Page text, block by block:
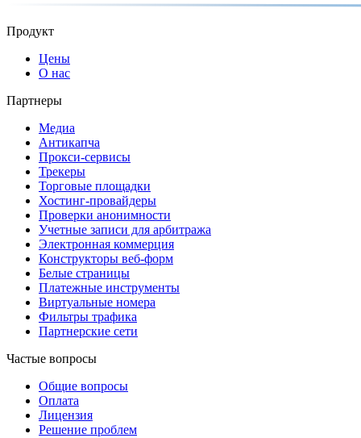
Продукт
Цены
О нас
Партнеры
Медиа
Антикапча
Прокси-сервисы
Трекеры
Торговые площадки
Хостинг-провайдеры
Проверки анонимности
Учетные записи для арбитража
Электронная коммерция
Конструкторы веб-форм
Белые страницы
Платежные инструменты
Виртуальные номера
Фильтры трафика
Партнерские сети
Частые вопросы
Общие вопросы
Оплата
Лицензия
Решение проблем